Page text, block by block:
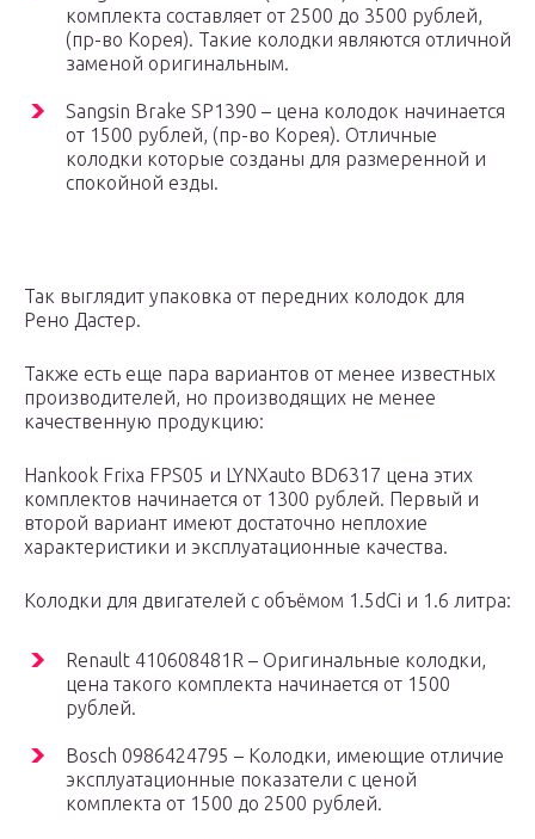
комплекта составляет от 2500 до 3500 рублей,
(пр-во Корея). Такие колодки являются отличной
заменой оригинальным.
Sangsin Brake SP1390 – цена колодок начинается
от 1500 рублей, (пр-во Корея). Отличные
колодки которые созданы для размеренной и
спокойной езды.
Так выглядит упаковка от передних колодок для
Рено Дастер.
Также есть еще пара вариантов от менее известных
производителей, но производящих не менее
качественную продукцию:
Hankook Frixa FPS05 и LYNXauto BD6317 цена этих
комплектов начинается от 1300 рублей. Первый и
второй вариант имеют достаточно неплохие
характеристики и эксплуатационные качества.
Колодки для двигателей с объёмом 1.5dCi и 1.6 литра:
Renault 410608481R – Оригинальные колодки,
цена такого комплекта начинается от 1500
рублей.
Bosch 0986424795 – Колодки, имеющие отличие
эксплуатационные показатели с ценой
комплекта от 1500 до 2500 рублей.